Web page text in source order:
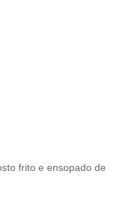
frito e ensopado de